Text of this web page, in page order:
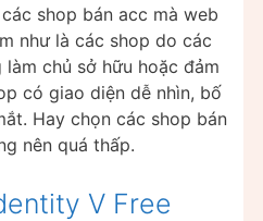
shop bán acc mà web
như là các shop do các
chủ sở hữu hoặc đảm
có giao diện dễ nhìn, bố
Hay chọn các shop bán
nên quá thấp.
V Free